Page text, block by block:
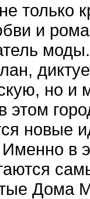
только
и
но и
этом
новые
в
Дома